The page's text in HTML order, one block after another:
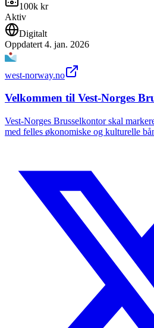
100k kr
Aktiv
Digitalt
Oppdatert 4. jan. 2026
west-norway.no
Velkommen til Vest-Norges
Vest-Norges Brusselkontor skal
med felles økonomiske og kulturelle